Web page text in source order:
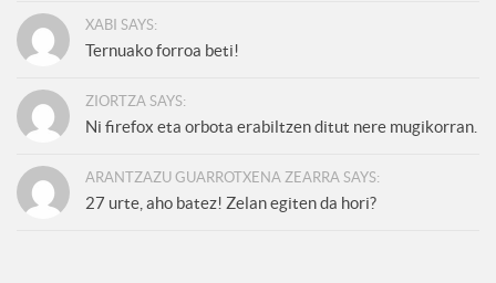
XABI SAYS:
Ternuako forroa beti!
ZIORTZA SAYS:
Ni firefox eta orbota erabiltzen ditut nere mugikorran.
ARANTZAZU GUARROTXENA ZEARRA SAYS:
27 urte, aho batez! Zelan egiten da hori?